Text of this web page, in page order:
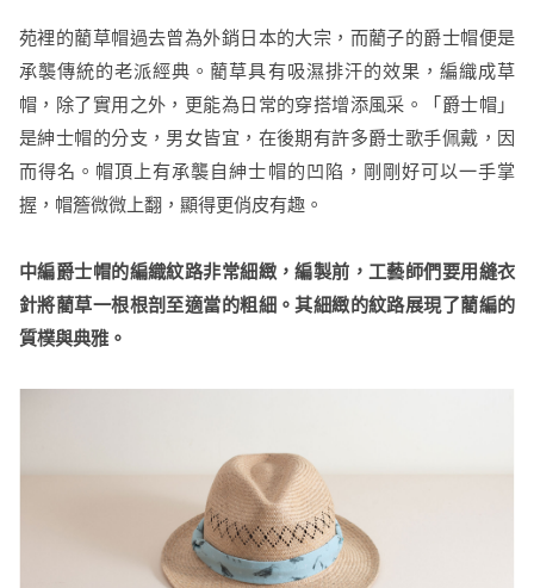
苑裡的藺草帽過去曾為外銷日本的大宗，而藺子的爵士帽便是
承襲傳統的老派經典。藺草具有吸濕排汗的效果，編織成草
帽，除了實用之外，更能為日常的穿搭增添風采。「爵士帽」
是紳士帽的分支，男女皆宜，在後期有許多爵士歌手佩戴，因
而得名。帽頂上有承襲自紳士帽的凹陷，剛剛好可以一手掌
握，帽簷微微上翻，顯得更俏皮有趣。
中編爵士帽的編織紋路非常細緻，編製前，工藝師們要用縫衣
針將藺草一根根剖至適當的粗細。其細緻的紋路展現了藺編的
質樸與典雅。